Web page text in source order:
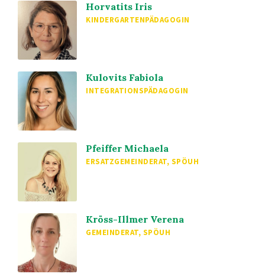
Horvatits Iris
KINDERGARTENPÄDAGOGIN
Kulovits Fabiola
INTEGRATIONSPÄDAGOGIN
Pfeiffer Michaela
ERSATZGEMEINDERAT, SPÖUH
Kröss-Illmer Verena
GEMEINDERAT, SPÖUH